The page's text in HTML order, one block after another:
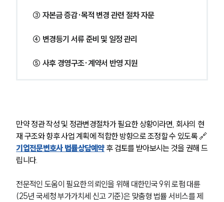
③ 자본금 증감·목적 변경 관련 절차 자문
④ 변경등기 서류 준비 및 일정 관리
⑤ 사후 경영구조·계약서 반영 지원
만약 정관 작성 및 정관변경절차가 필요한 상황이라면, 회사의 현
재 구조와 향후 사업 계획에 적합한 방향으로 조정할 수 있도록 🔗
기업전문변호사 법률상담예약 후 검토를 받아보시는 것을 권해 드
립니다.
전문적인 도움이 필요한 의뢰인을 위해 대한민국 9위 로펌 대륜
(25년 국세청 부가가치세 신고 기준)은 맞춤형 법률 서비스를 제